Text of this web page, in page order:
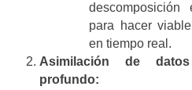
para hacer
en tiempo real.
Asimilación de
profundo: